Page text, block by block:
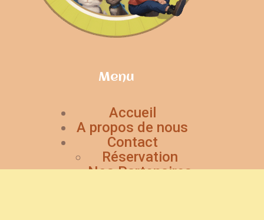
Menu
Accueil
A propos de nous
Contact
Réservation
Nos Partenaires